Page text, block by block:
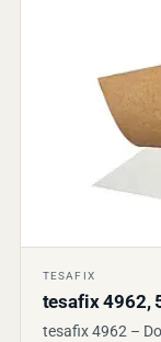
TESAFIX
tesafix 4962,
tesafix 4962 –